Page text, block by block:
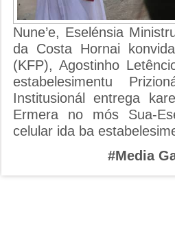
Nune’e, Eselénsia
da Costa Hornai
(KFP), Agostinho
estabelesimentu
Institusionál entrega
Ermera no mós Sua-
celular ida ba
#Media